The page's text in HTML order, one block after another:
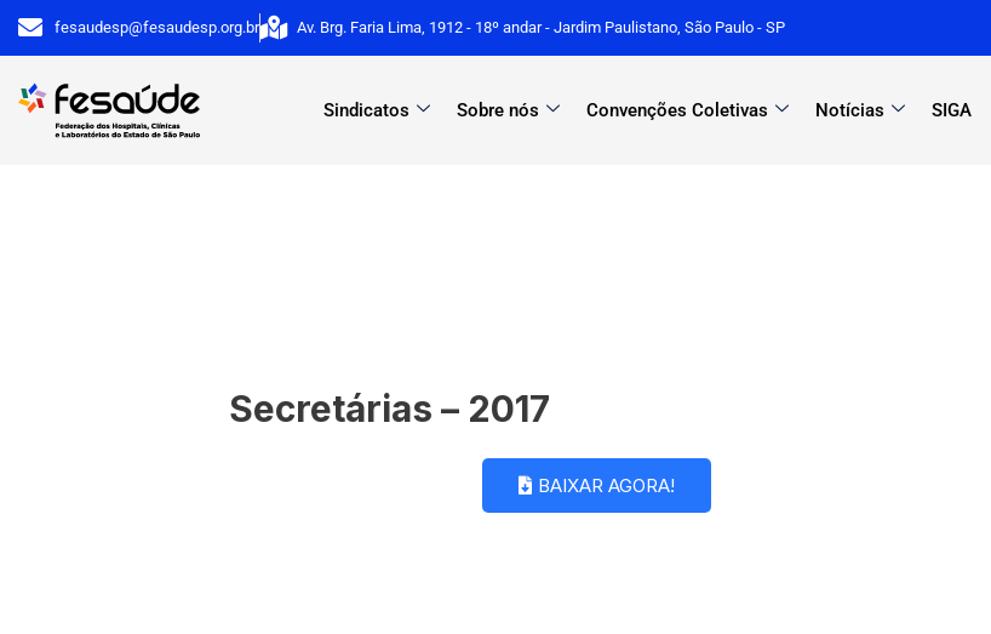
para
conteúdo
fesaudesp@fesaudesp.org.br Av. Brg. Faria Lima, 1912 - 18º andar - Jardim Paulistano, São Paulo - SP
Sindicatos Sobre nós Convenções Coletivas Notícias SIGA
Secretárias – 2017
BAIXAR AGORA!